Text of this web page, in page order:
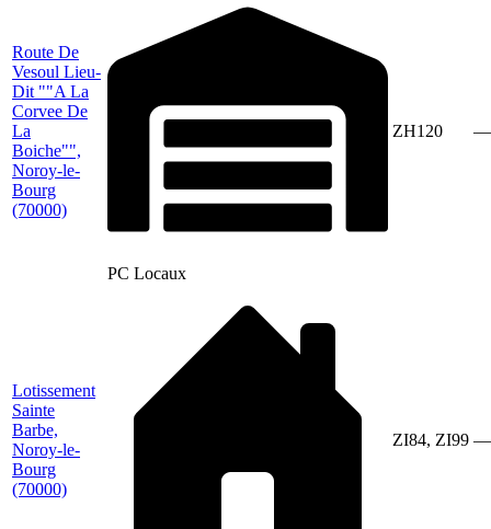
Route De
Vesoul Lieu-
Dit ""A La
Corvee De
La
Boiche"",
Noroy-le-
Bourg
(70000)
PC Locaux
ZH120 —
Lotissement
Sainte
Barbe,
Noroy-le-
Bourg
(70000)
ZI84, ZI99 —